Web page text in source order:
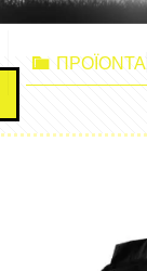
ΠΡΟΪΟΝΤΑ